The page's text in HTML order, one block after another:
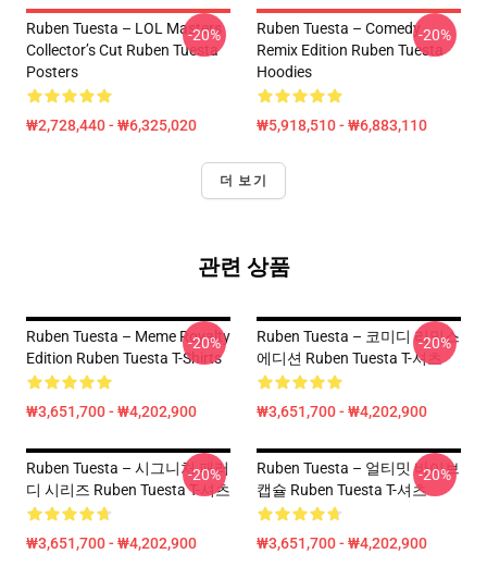
Ruben Tuesta – LOL Masters
Collector’s Cut Ruben Tuesta
Posters
₩2,728,440 - ₩6,325,020
-20%
Ruben Tuesta – Comedy
Remix Edition Ruben Tuesta
Hoodies
₩5,918,510 - ₩6,883,110
-20%
더 보기
관련 상품
Ruben Tuesta – Meme Royalty
Edition Ruben Tuesta T-Shirts
₩3,651,700 - ₩4,202,900
-20%
Ruben Tuesta – 코미디 리믹스
에디션 Ruben Tuesta T-셔츠
₩3,651,700 - ₩4,202,900
-20%
Ruben Tuesta – 시그니처 패러
디 시리즈 Ruben Tuesta T-셔츠
₩3,651,700 - ₩4,202,900
-20%
Ruben Tuesta – 얼티밋 바이브
캡슐 Ruben Tuesta T-셔츠
₩3,651,700 - ₩4,202,900
-20%